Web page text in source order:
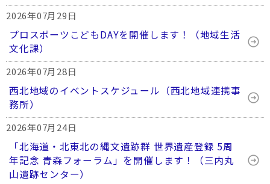
2026年07月29日
プロスポーツこどもDAYを開催します！（地域生活
文化課）
2026年07月28日
西北地域のイベントスケジュール（西北地域連携事
務所）
2026年07月24日
「北海道・北東北の縄文遺跡群 世界遺産登録 5周
年記念 青森フォーラム」を開催します！（三内丸
山遺跡センター）